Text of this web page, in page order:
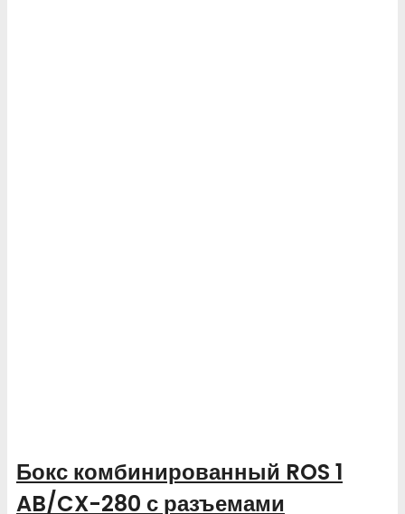
Бокс комбинированный ROS 1
AB/CX-280 с разъемами